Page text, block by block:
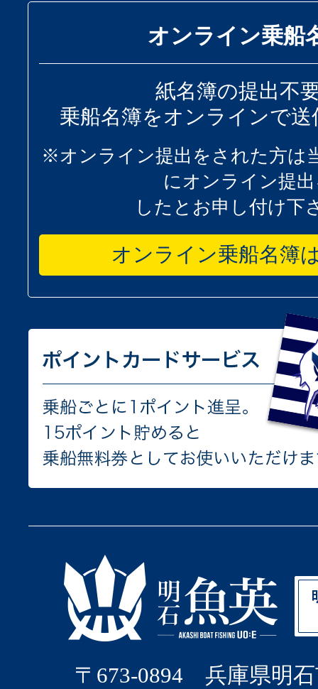
オンライン乗船
紙名簿の提出不
乗船名簿をオンラインで
※オンライン提出をされた方は
にオンライン提
したとお申し付け下
オンライン乗船名簿
〒673-0894 兵庫県明石